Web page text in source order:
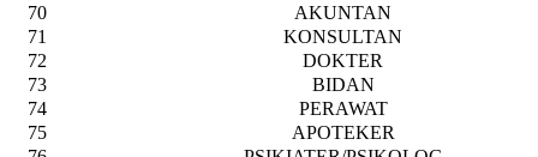
70
AKUNTAN
71
KONSULTAN
72
DOKTER
73
BIDAN
74
PERAWAT
75
APOTEKER